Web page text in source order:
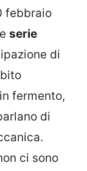
febbraio
serie
di
fermento,
di
ci sono